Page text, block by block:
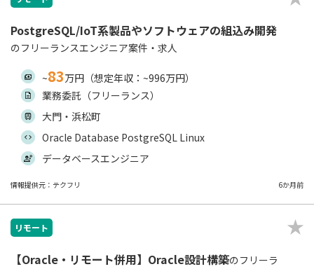
PostgreSQL/IoT系製品やソフトウェアの組込み開発
のフリーランスエンジニア案件・求人
~83万円（想定年収：~996万円）
業務委託（フリーランス）
大門・浜松町
Oracle Database PostgreSQL Linux
データベースエンジニア
情報提供元：テクフリ 6か月前
リモート
【Oracle・リモート併用】Oracle設計構築のフリーラ